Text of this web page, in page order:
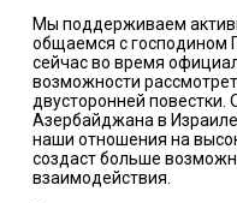
Мы поддерживаем
общаемся с господином
сейчас во время
возможности
двусторонней повестки.
Азербайджана в
наши отношения на
создаст больше
взаимодействия.